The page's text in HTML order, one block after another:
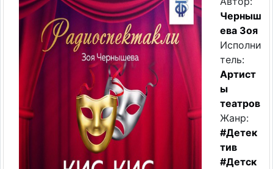
Черныш
ева Зоя
Исполни
тель:
Артист
ы
театров
Жанр:
#Детек
тив
#Детск